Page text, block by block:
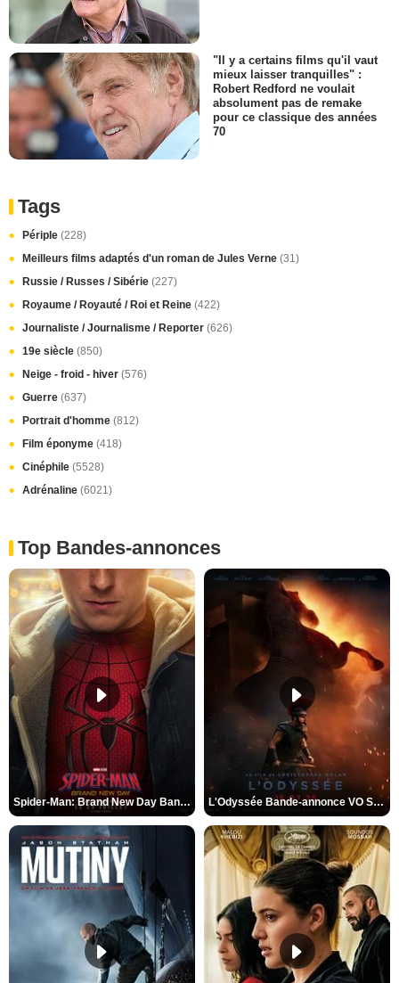
"Il y a certains films qu'il vaut
mieux laisser tranquilles" :
Robert Redford ne voulait
absolument pas de remake
pour ce classique des années
70
Tags
Périple (228)
Meilleurs films adaptés d'un roman de Jules Verne (31)
Russie / Russes / Sibérie (227)
Royaume / Royauté / Roi et Reine (422)
Journaliste / Journalisme / Reporter (626)
19e siècle (850)
Neige - froid - hiver (576)
Guerre (637)
Portrait d'homme (812)
Film éponyme (418)
Cinéphile (5528)
Adrénaline (6021)
Top Bandes-annonces
Spider-Man: Brand New Day Bande-annonce VO STFR L'Odyssée Bande-annonce VO STFR